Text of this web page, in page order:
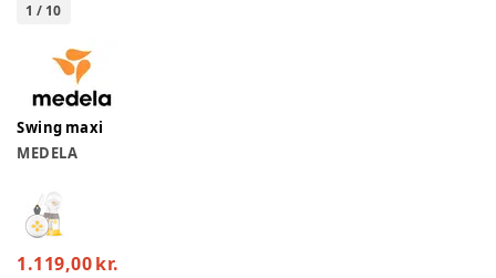
1 / 10
Swing maxi
MEDELA
1.119,00 kr.